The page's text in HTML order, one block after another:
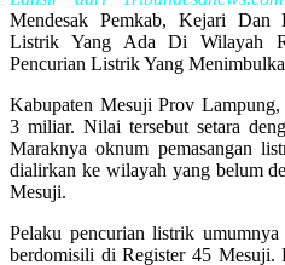
Mendesak Pemkab, Kejari Dan
Listrik Yang Ada Di Wilayah
Pencurian Listrik Yang
Kabupaten Mesuji Prov
3 miliar. Nilai tersebut setara
Maraknya oknum pemasangan
dialirkan ke wilayah yang belum
Mesuji.
Pelaku pencurian listrik
berdomisili di Register 45 Mesuji.